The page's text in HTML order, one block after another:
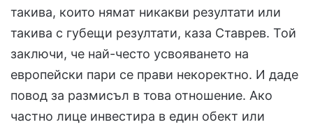
такива, които нямат никакви резултати или
такива с губещи резултати, каза Ставрев. Той
заключи, че най-често усвояването на
европейски пари се прави некоректно. И даде
повод за размисъл в това отношение. Ако
частно лице инвестира в един обект или